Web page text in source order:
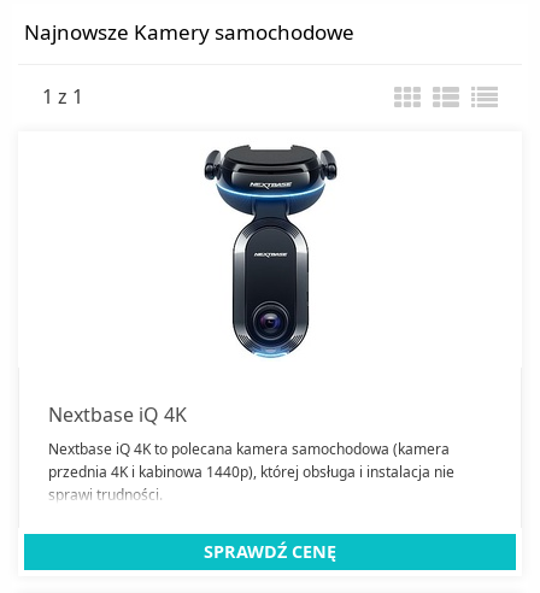
Akumulatory
Nawigacje GPS
Nawigacje wodne
Oleje silnikowe
Opony letnie
Najnowsze Kamery samochodowe
1 z 1
Nextbase iQ 4K
Nextbase iQ 4K to polecana kamera samochodowa (kamera
przednia 4K i kabinowa 1440p), której obsługa i instalacja nie
sprawi trudności.
SPRAWDŹ CENĘ